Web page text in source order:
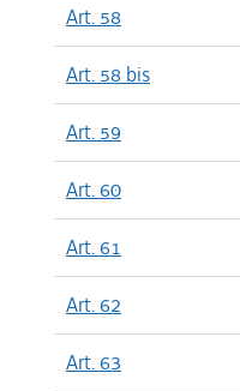
Art. 58
Art. 58 bis
Art. 59
Art. 60
Art. 61
Art. 62
Art. 63